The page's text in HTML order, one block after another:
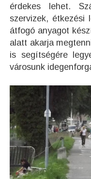
érdekes lehet.
szervizek, étkezési
átfogó anyagot
alatt akarja
is segítségére
városunk